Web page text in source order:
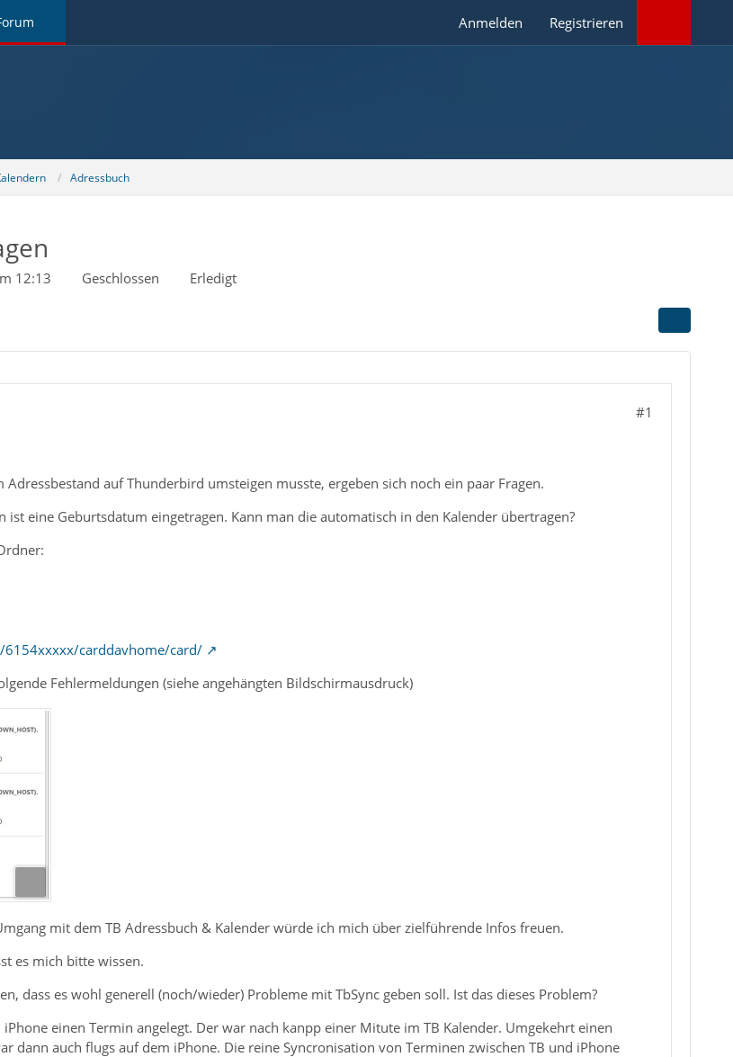
Anmelden Registrieren
Adressbuch
12:13 Geschlossen Erledigt
#1
auf Thunderbird umsteigen musste, ergeben sich noch ein paar Fragen.
ist eine Geburtsdatum eingetragen. Kann man die automatisch in den Kalender übertragen?
carddavhome/card/
Fehlermeldungen (siehe angehängten Bildschirmausdruck)
mit dem TB Adressbuch & Kalender würde ich mich über zielführende Infos freuen.
es mich bitte wissen.
dass es wohl generell (noch/wieder) Probleme mit TbSync geben soll. Ist das dieses Problem?
einen Termin angelegt. Der war nach kanpp einer Mitute im TB Kalender. Umgekehrt einen
dann auch flugs auf dem iPhone. Die reine Syncronisation von Terminen zwischen TB und iPhone